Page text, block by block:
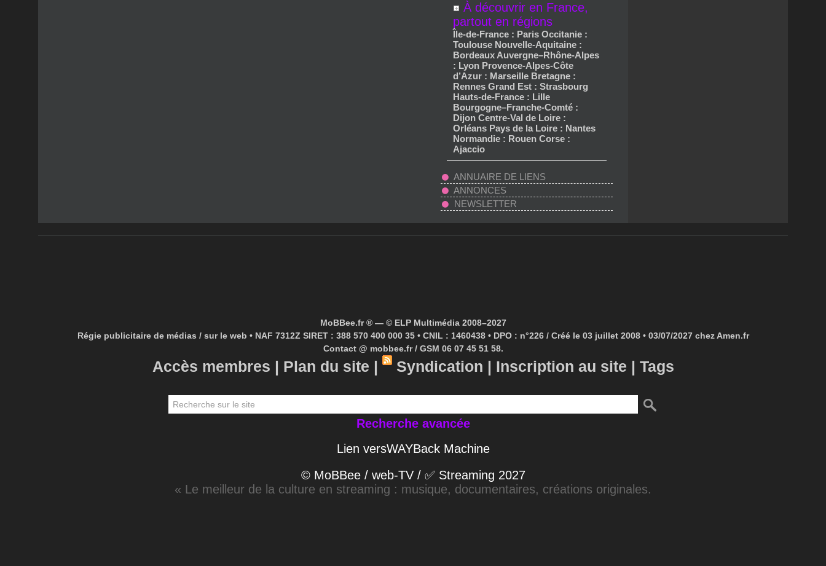
À découvrir en France,
partout en régions
Île-de-France : Paris Occitanie :
Toulouse Nouvelle-Aquitaine :
Bordeaux Auvergne–Rhône-Alpes
: Lyon Provence-Alpes-Côte
d’Azur : Marseille Bretagne :
Rennes Grand Est : Strasbourg
Hauts-de-France : Lille
Bourgogne–Franche-Comté :
Dijon Centre-Val de Loire :
Orléans Pays de la Loire : Nantes
Normandie : Rouen Corse :
Ajaccio
ANNUAIRE DE LIENS
ANNONCES
NEWSLETTER
MoBBee.fr ® — © ELP Multimédia 2008–2027
Régie publicitaire de médias / sur le web • NAF 7312Z SIRET : 388 570 400 000 35 • CNIL : 1460438 • DPO : n°226 / Créé le 03 juillet 2008 • 03/07/2027 chez Amen.fr
Contact @ mobbee.fr / GSM 06 07 45 51 58.
Accès membres | Plan du site | Syndication | Inscription au site | Tags
Recherche avancée
Lien versWAYBack Machine
© MoBBee / web-TV / ✅ Streaming 2027
« Le meilleur de la culture en streaming : musique, documentaires, créations originales.